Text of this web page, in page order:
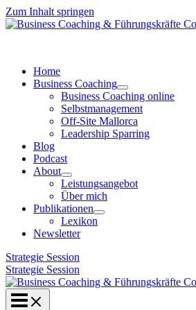
Zum Inhalt springen
Home
Business Coaching
Business Coaching online
Selbstmanagement
Off-Site Mallorca
Leadership Sparring
Blog
Podcast
About
Leistungsangebot
Über mich
Publikationen
Lexikon
Newsletter
Strategie Session
Strategie Session